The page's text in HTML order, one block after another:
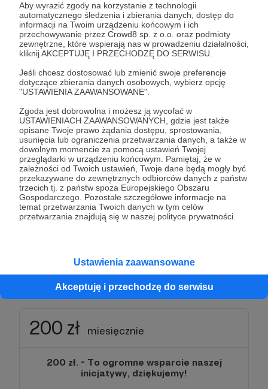
Aby wyrazić zgody na korzystanie z technologii
automatycznego śledzenia i zbierania danych, dostęp do
informacji na Twoim urządzeniu końcowym i ich
przechowywanie przez Crowd8 sp. z o.o. oraz podmioty
zewnętrzne, które wspierają nas w prowadzeniu działalności,
kliknij AKCEPTUJĘ I PRZECHODZĘ DO SERWISU.
Jeśli chcesz dostosować lub zmienić swoje preferencje
dotyczące zbierania danych osobowych, wybierz opcję
"USTAWIENIA ZAAWANSOWANE".
Zgoda jest dobrowolna i możesz ją wycofać w
USTAWIENIACH ZAAWANSOWANYCH, gdzie jest także
opisane Twoje prawo żądania dostępu, sprostowania,
usunięcia lub ograniczenia przetwarzania danych, a także w
dowolnym momencie za pomocą ustawień Twojej
przeglądarki w urządzeniu końcowym. Pamiętaj, że w
zależności od Twoich ustawień, Twoje dane będą mogły być
przekazywane do zewnętrznych odbiorców danych z państw
trzecich tj. z państw spoza Europejskiego Obszaru
Gospodarczego. Pozostałe szczegółowe informacje na
temat przetwarzania Twoich danych w tym celów
przetwarzania znajdują się w naszej polityce prywatności.
Ustawienia zaawansowane
Akceptuję i przechodzę do serwisu
Patroni: 2
100 zł miesięcznie
kina z dużym popcornem i colą :D
100 zł. to realna pomoc, która pozwoli opłacić pomoc
psychologiczną dla kobiety zmagającej się z
mobbingiem albo przejazd na ważną konferencję.
Przygotowałyśmy dla Ciebie specjalny,
personalizowany certyfikat honorowego Patrona
naszej fundacji. Możesz go wydrukować i z dumą
powiesić na ścianie.
Patroni: 0
200 zł miesięcznie
200 zł. - To ogromne wsparcie naszej
inicjatywy, dziękujemy!